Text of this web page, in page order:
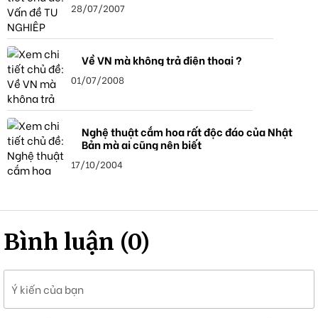
28/07/2007
Về VN mà không trả điện thoại ?
01/07/2008
Nghệ thuật cắm hoa rất độc đáo của Nhật
Bản mà ai cũng nên biết
17/10/2004
Bình luận (0)
Ý kiến của bạn